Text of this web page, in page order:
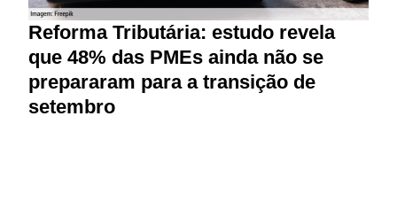
Reforma Tributária: estudo revela
que 48% das PMEs ainda não se
prepararam para a transição de
setembro